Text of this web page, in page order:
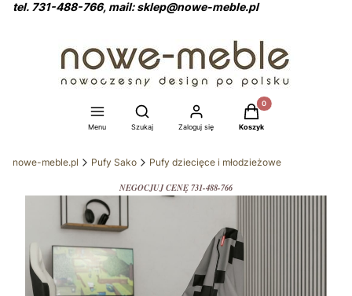
tel. 731-488-766, mail: sklep@nowe-meble.pl
Menu
Otwórz wyszukiwarkę
Szukaj Zaloguj się
Produkty w koszyku:
Koszyk
nowe-meble.pl Pufy Sako Pufy dziecięce i młodzieżowe
NEGOCJUJ CENĘ 731-488-766